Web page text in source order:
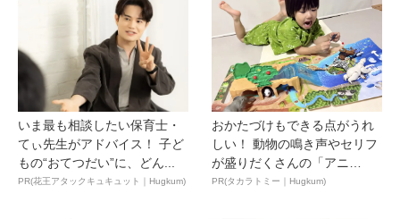
いま最も相談したい保育士・
てぃ先生がアドバイス！ 子ど
もの“おてつだい”に、どん...
PR(花王アタックキュキュット｜Hugkum)
おかたづけもできる点がうれ
しい！ 動物の鳴き声やセリフ
が盛りだくさんの「アニ
ア ...
PR(タカラトミー｜Hugkum)